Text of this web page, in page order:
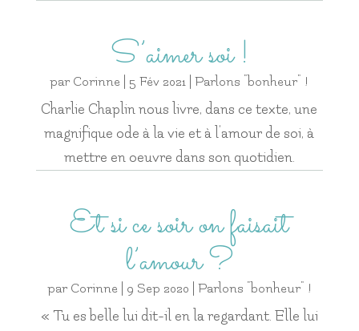
S’aimer soi !
par Corinne 5 Fév 2021 |Parlons "bonheur" !
Charlie Chaplin nous livre, dans ce texte, une
magnifique ode à la vie et à l’amour de soi, à
mettre en oeuvre dans son quotidien.
Et si ce soir on faisait
l’amour ?
par Corinne| 9 Sep 2020 Parlons "bonheur" !
« Tu es belle lui dit-il en la regardant. Elle lui